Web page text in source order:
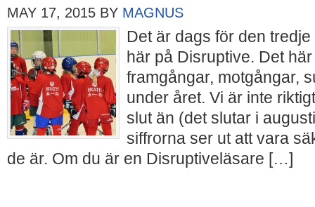
MAY 17, 2015 BY MAGNUS
Det är dags för den
här på Disruptive. Det
framgångar, motgångar,
under året. Vi är inte
slut än (det slutar i
siffrorna ser ut att vara
de är. Om du är en Disruptiveläsare […]